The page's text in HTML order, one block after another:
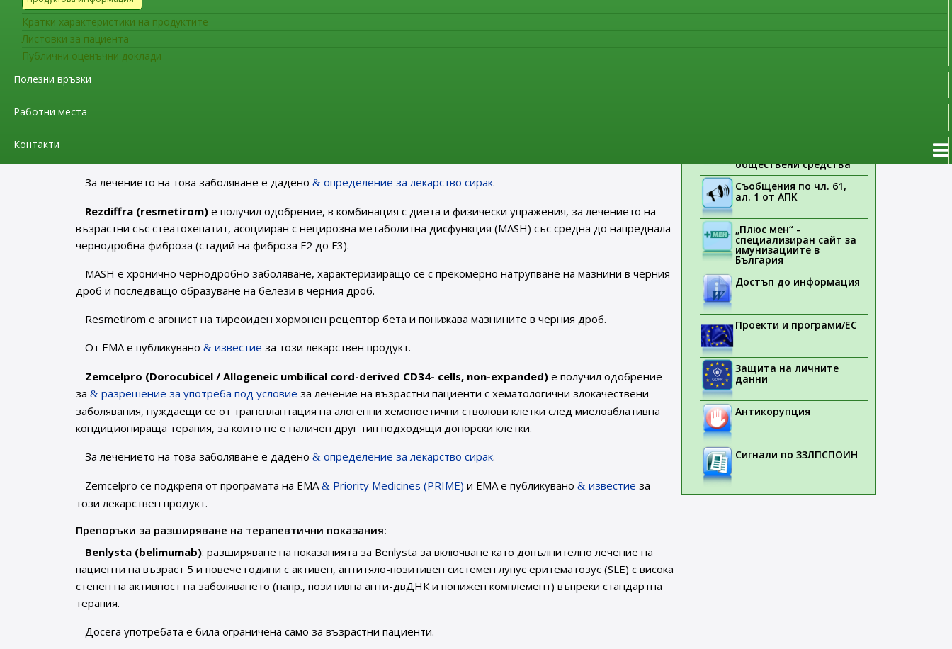
Кратки характеристики на продуктите
Листовки за пациента
Публични оценъчни доклади
Полезни връзки
Работни места
Контакти
Sargramostim е GM-CSF (гранулоцитно-макрофагиален колони-стимулиращ фактор) функционира като
имуностимулатор. Използва се главно след трансплантация на костен мозък.
Острият радиационен синдром или радиационна болест се причинява от високи дози йонизираща радиация.
тумори, които се нуждаят от системна терапия.
За лечението на това заболяване е дадено
определение за лекарство сирак.
Rezdiffra (resmetirom) е получил одобрение, в комбинация с диета и физически упражения, за лечението на
възрастни със стеатохепатит, асоцииран с нецирозна метаболитна дисфункция (MASH) със средна до напреднала
чернодробна фиброза (стадий на фиброза F2 до F3).
MASH е хронично чернодробно заболяване, характеризиращо се с прекомерно натрупване на мазнини в черния
дроб и последващо образуване на белези в черния дроб.
Resmetirom е агонист на тиреоиден хормонен рецептор бета и понижава мазнините в черния дроб.
От ЕМА е публикувано
известие за този лекарствен продукт.
Zemcelpro (Dorocubicel / Allogeneic umbilical cord-derived CD34- cells, non-expanded) е получил одобрение
за
разрешение за употреба под условие за лечение на възрастни пациенти с хематологични злокачествени
заболявания, нуждаещи се от трансплантация на алогенни хемопоетични стволови клетки след миелоаблативна
кондиционираща терапия, за които не е наличен друг тип подходящи донорски клетки.
За лечението на това заболяване е дадено
определение за лекарство сирак.
Zemcelpro се подкрепя от програмата на ЕМА Priority Medicines (PRIME) и ЕМА е публикувано известие за
този лекарствен продукт.
Препоръки за разширяване на терапевтични показания:
Benlysta (belimumab): разширяване на показанията за Benlysta за включване като допълнително лечение на
пациенти на възраст 5 и повече години с активен, антитяло-позитивен системен лупус еритематозус (SLE) с висока
степен на активност на заболяването (напр., позитивна анти-двДНК и понижен комплемент) въпреки стандартна
терапия.
Досега употребата е била ограничена само за възрастни пациенти.
обществени средства
Съобщения по чл. 61,
ал. 1 от АПК
„Плюс мен“ -
специализиран сайт за
имунизациите в
България
Достъп до информация
Проекти и програми/ЕС
Защита на личните
данни
Антикорупция
Сигнали по ЗЗЛПСПОИН